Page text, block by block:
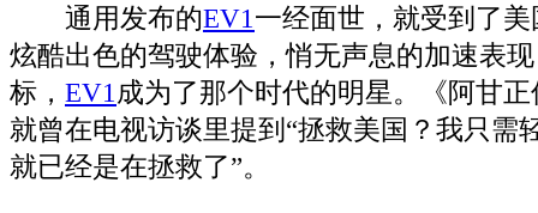
通用发布的EV1 一经面世，就受到了
炫酷出色的驾驶体验，悄无声息的加速表
标， EV1 成为了那个时代的明星。《阿甘
就曾在电视访谈里提到“拯救美国？我只需
就已经是在拯救了”。